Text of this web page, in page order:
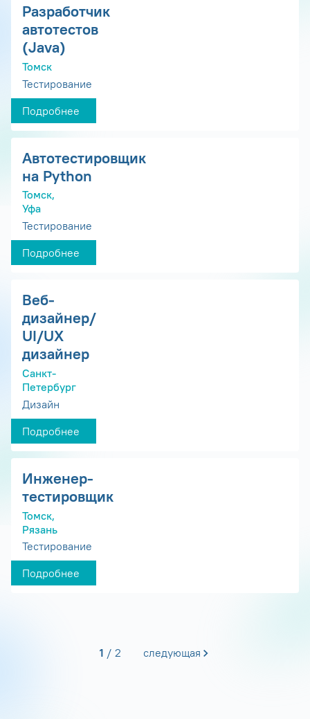
Разработчик
автотестов
(Java)
Томск
Тестирование
Подробнее
Автотестировщик
на Python
Томск,
Уфа
Тестирование
Подробнее
Веб-
дизайнер/
UI/UX
дизайнер
Санкт-
Петербург
Дизайн
Подробнее
Инженер-
тестировщик
Томск,
Рязань
Тестирование
Подробнее
1 2 следующая